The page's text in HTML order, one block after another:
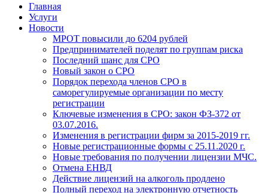
Главная
Услуги
Новости
МРОТ повысили до 6204 рублей
Предпринимателей поделят по группам риска
Последний шанс для СРО
Новый закон о СРО
Порядок перехода членов СРО в
саморегулируемые организации по месту
регистрации
Ключевые изменения в СРО: закон ФЗ-372 от
03.07.2016.
Изменения в регистрации фирм за 2015-2019 гг.
Новые регистрационные формы с 25.11.2020 г.
Новые требования по получении лицензии МЧС.
Отмена ЕНВД
Действие лицензий на алкоголь продлено
Полный переход на электронную отчетность